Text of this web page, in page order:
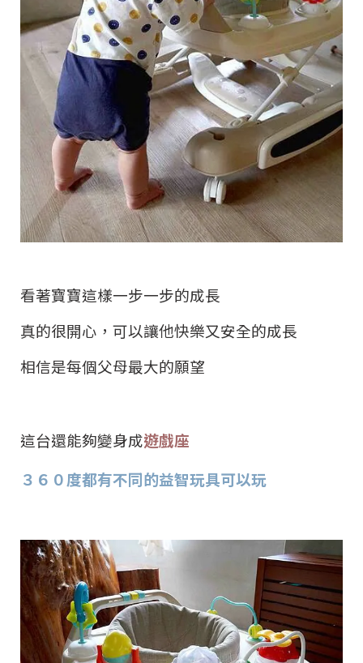
看著寶寶這樣一步一步的成長
真的很開心，可以讓他快樂又安全的成長
相信是每個父母最大的願望
這台還能夠變身成遊戲座
３６０度都有不同的益智玩具可以玩